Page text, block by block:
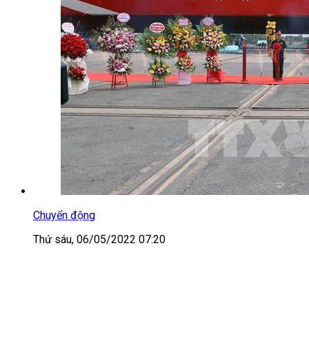
Chuyển động
Thứ sáu, 06/05/2022 07:20